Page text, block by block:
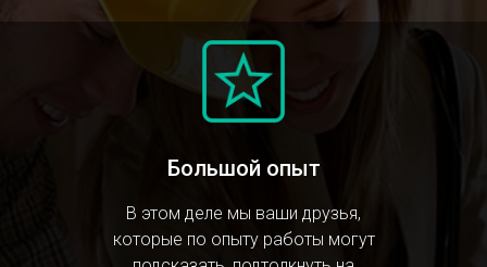
Большой опыт
В этом деле мы ваши друзья,
которые по опыту работы могут